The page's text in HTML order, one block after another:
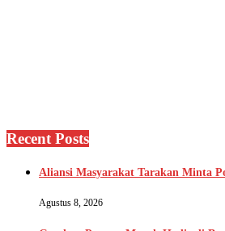
Recent Posts
Aliansi Masyarakat Tarakan Minta
Agustus 8, 2026